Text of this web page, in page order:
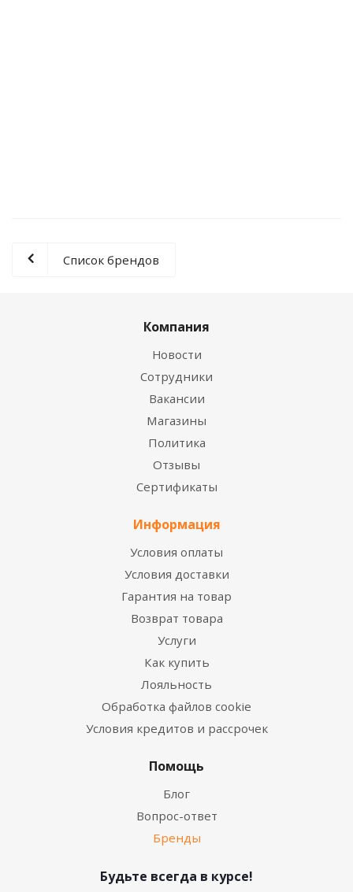
Список брендов
Компания
Новости
Сотрудники
Вакансии
Магазины
Политика
Отзывы
Сертификаты
Информация
Условия оплаты
Условия доставки
Гарантия на товар
Возврат товара
Услуги
Как купить
Лояльность
Обработка файлов cookie
Условия кредитов и рассрочек
Помощь
Блог
Вопрос-ответ
Бренды
Будьте всегда в курсе!